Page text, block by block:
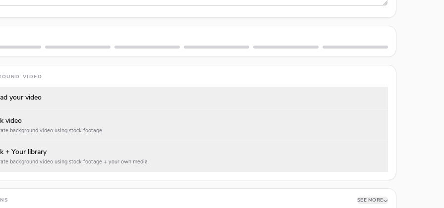
VIDEO
your video
video
background video using stock footage.
+ Your library
background video using stock footage + your own media
SEE MORE